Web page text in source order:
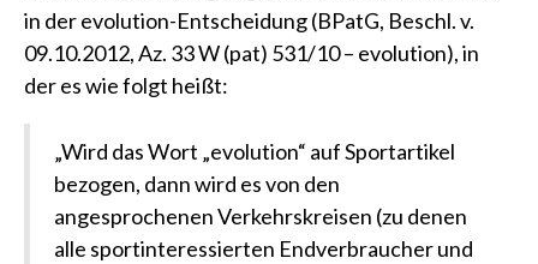
in der evolution-Entscheidung(BPatG, Beschl. v.
09.10.2012, Az. 33 W (pat) 531/10 – evolution), in
der es wie folgt heißt:
„Wird das Wort „evolution“ auf Sportartikel
bezogen, dann wird es von den
angesprochenen Verkehrskreisen (zu denen
alle sportinteressierten Endverbraucher und